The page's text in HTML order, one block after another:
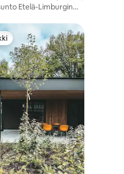
Etelä-Limburgin
arvostelua